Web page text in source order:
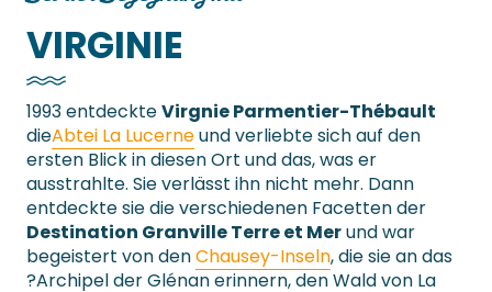
VIRGINIE
1993 entdeckteVirgnie Parmentier-Thébault
dieAbtei La Lucerneund verliebte sich auf den
ersten Blick in diesen Ort und das, was er
ausstrahlte. Sie verlässt ihn nicht mehr. Dann
entdeckte sie die verschiedenen Facetten der
Destination Granville Terre et Merund war
begeistert von denChausey-Inseln, die sie an das
?Archipel der Glénan erinnern, den Wald von La